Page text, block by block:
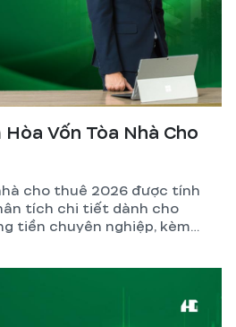
Vốn Tòa Nhà Cho
cho thuê 2026 được tính
tích chi tiết dành cho
tiền chuyên nghiệp, kèm